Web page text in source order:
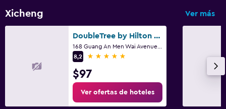
Xicheng Ver más
DoubleTree by Hilton Beijing
8,2
5 estrellas
$97
Ver ofertas de hoteles